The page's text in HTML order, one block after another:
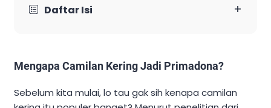
Daftar Isi +
Mengapa Camilan Kering Jadi Primadona?
Sebelum kita mulai, lo tau gak sih kenapa camilan